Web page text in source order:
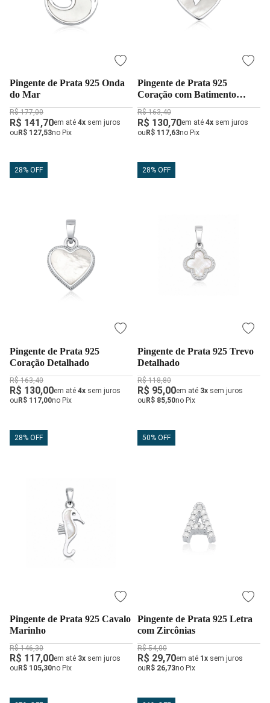
Pingente de Prata 925 Onda
do Mar
R$ 177,00
R$ 141,70em até 4x sem juros
ouR$ 127,53no Pix
Pingente de Prata 925
Coração com Batimento
Cardíaco
R$ 163,40
R$ 130,70em até 4x sem juros
ouR$ 117,63no Pix
28% OFF
Pingente de Prata 925
Coração Detalhado
R$ 163,40
R$ 130,00em até 4x sem juros
ou R$ 117,00no Pix
28% OFF
Pingente de Prata 925 Trevo
Detalhado
R$ 118,80
R$ 95,00em até 3x sem juros
ou R$ 85,50no Pix
28% OFF
Pingente de Prata 925 Cavalo
Marinho
R$ 146,30
R$ 117,00em até 3x sem juros
ou R$ 105,30no Pix
50% OFF
Pingente de Prata 925 Letra
com Zircônias
R$ 54,00
R$ 29,70em até 1x sem juros
ou R$ 26,73no Pix